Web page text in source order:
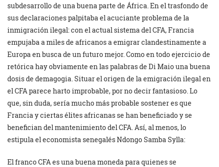
subdesarrollo de una buena parte de África. En el trasfondo de
sus declaraciones palpitaba el acuciante problema de la
inmigración ilegal: con el actual sistema del CFA, Francia
empujaba a miles de africanos a emigrar clandestinamente a
Europa en busca de un futuro mejor. Como en todo ejercicio de
retórica hay obviamente en las palabras de Di Maio una buena
dosis de demagogia. Situar el origen de la emigración ilegal en
el CFA parece harto improbable, por no decir fantasioso. Lo
que, sin duda, sería mucho más probable sostener es que
Francia y ciertas élites africanas se han beneficiado y se
benefician del mantenimiento del CFA. Así, al menos, lo
estipula el economista senegalés Ndongo Samba Sylla:
El franco CFA es una buena moneda para quienes se